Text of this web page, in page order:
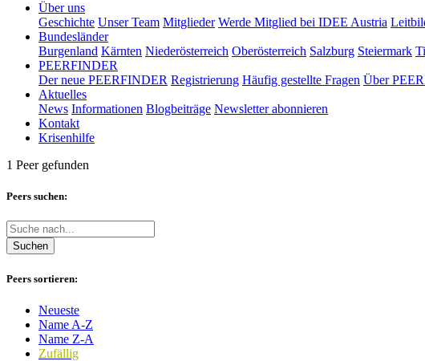
Über uns
Geschichte Unser Team Mitglieder Werde Mitglied bei IDEE Austria
Bundesländer
Burgenland Kärnten Niederösterreich Oberösterreich Salzburg Steiermark
PEERFINDER
Der neue PEERFINDER Registrierung Häufig gestellte Fragen Über
Aktuelles
News Informationen Blogbeiträge Newsletter abonnieren
Kontakt
Krisenhilfe
1 Peer gefunden
Peers suchen:
Suchen
Peers sortieren:
Neueste
Name A-Z
Name Z-A
Zufällig